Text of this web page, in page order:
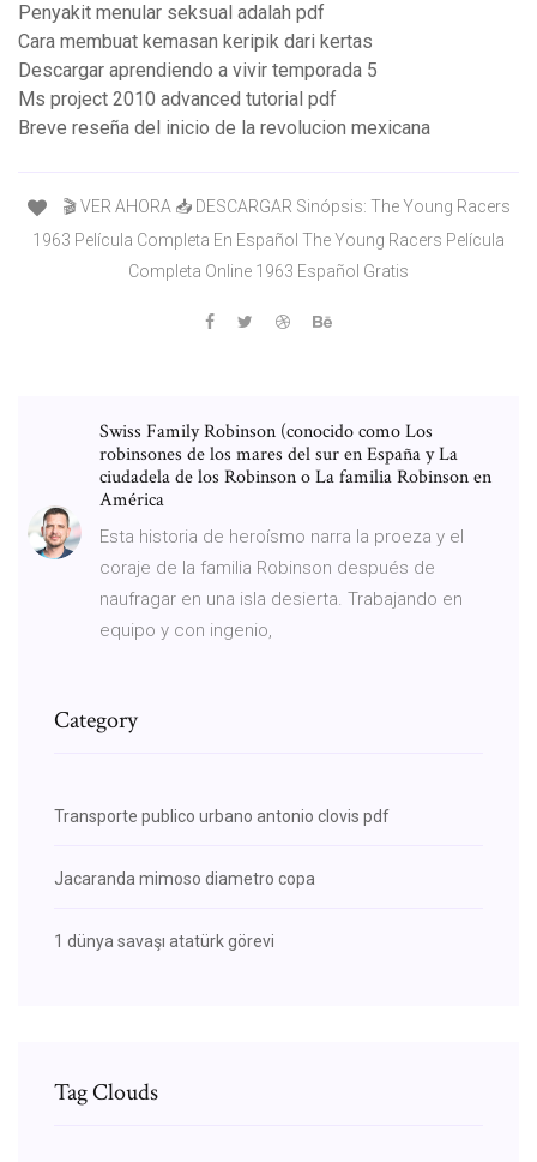
Penyakit menular seksual adalah pdf
Cara membuat kemasan keripik dari kertas
Descargar aprendiendo a vivir temporada 5
Ms project 2010 advanced tutorial pdf
Breve reseña del inicio de la revolucion mexicana
🎬 VER AHORA 📥 DESCARGAR Sinópsis: The Young Racers
1963 Película Completa En Español The Young Racers Película
Completa Online 1963 Español Gratis
Swiss Family Robinson (conocido como Los
robinsones de los mares del sur en España y La
ciudadela de los Robinson o La familia Robinson en
América
Esta historia de heroísmo narra la proeza y el
coraje de la familia Robinson después de
naufragar en una isla desierta. Trabajando en
equipo y con ingenio,
Category
Transporte publico urbano antonio clovis pdf
Jacaranda mimoso diametro copa
1 dünya savaşı atatürk görevi
Tag Clouds